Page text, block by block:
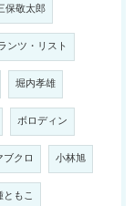
保敬太郎
ンツ・リスト
堀内孝雄
ボロディン
クロ 小林旭
ともこ